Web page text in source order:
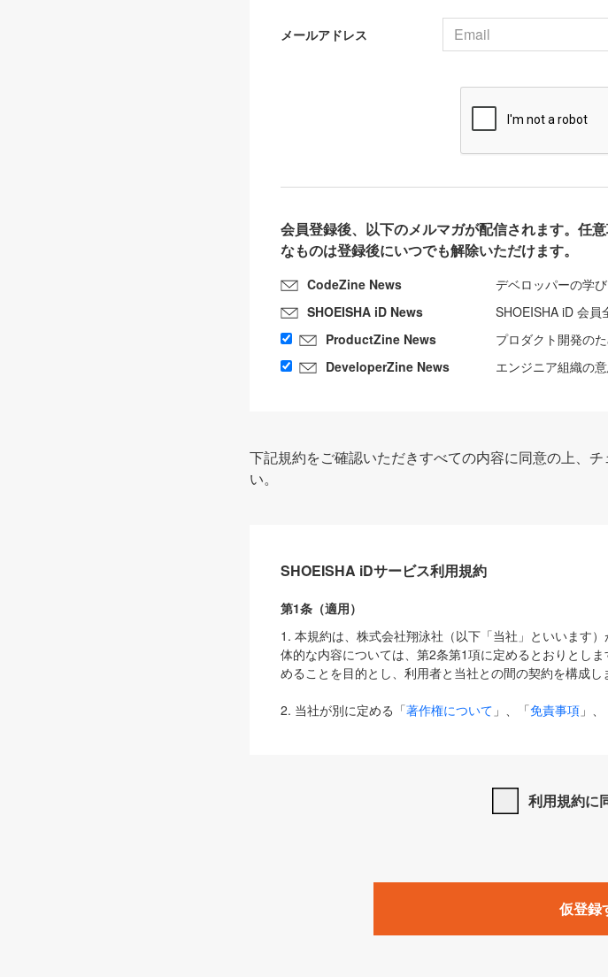
メールアドレス
会員登録後、以下のメルマガが配信されます。任
なものは登録後にいつでも解除いただけます。
CodeZine News
デベロッパーの学
SHOEISHA iD News
SHOEISHA iD 会員
ProductZine News
プロダクト開発の
DeveloperZine News
エンジニア組織の
下記規約をご確認いただきすべての内容に同意の上、
い。
SHOEISHA iDサービス利用規約
第1条（適用）
1. 本規約は、株式会社翔泳社（以下「当社」といいます
体的な内容については、第2条第1項に定めるとおりとし
めることを目的とし、利用者と当社との間の契約を構成し
2. 当社が別に定める「著作権について 」、「免責事項 」
は、本規約の規定が優先して適用されるものとします。
1. 「本サービス」とは、当社が提供する以下のサービス
みます）及びこれらサービスに関連して当社が実施する
「SEBook」「SEShop」「CodeZine」「MarkeZine」「
利用規約に
仮登録